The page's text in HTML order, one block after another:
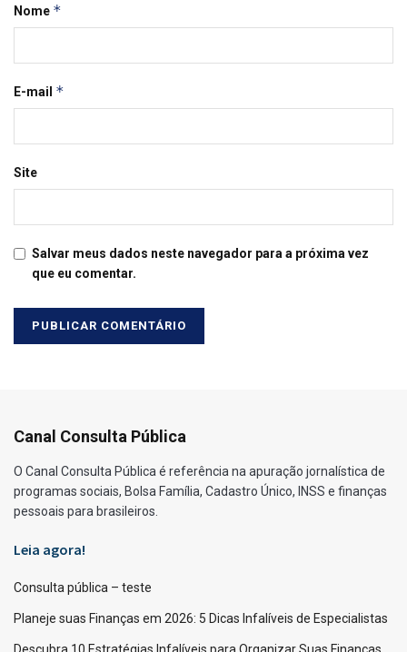
Nome *
E-mail *
Site
Salvar meus dados neste navegador para a próxima vez
que eu comentar.
Canal Consulta Pública
O Canal Consulta Pública é referência na apuração jornalística de
programas sociais, Bolsa Família, Cadastro Único, INSS e finanças
pessoais para brasileiros.
Leia agora!
Consulta pública – teste
Planeje suas Finanças em 2026: 5 Dicas Infalíveis de Especialistas